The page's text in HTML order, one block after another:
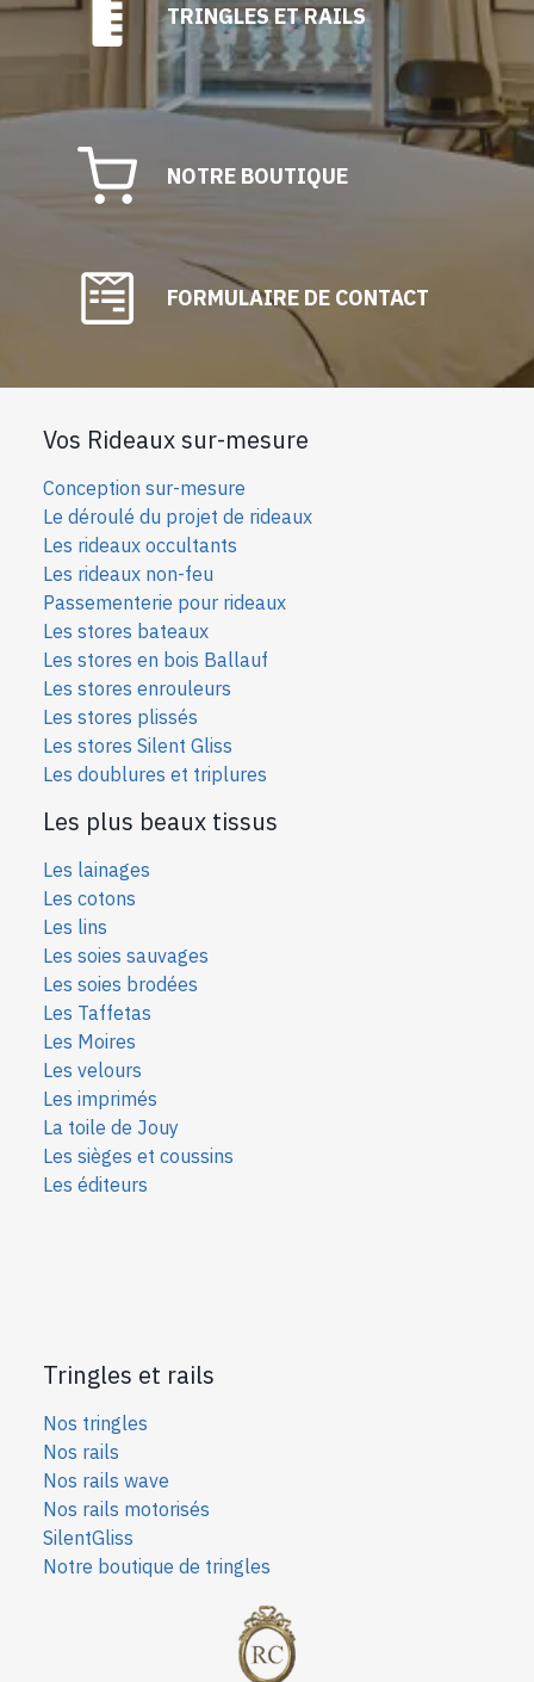
TRINGLES ET RAILS
NOTRE BOUTIQUE
FORMULAIRE DE CONTACT
Vos Rideaux sur-mesure
Conception sur-mesure
Le déroulé du projet de rideaux
Les rideaux occultants
Les rideaux non-feu
Passementerie pour rideaux
Les stores bateaux
Les stores en bois Ballauf
Les stores enrouleurs
Les stores plissés
Les stores Silent Gliss
Les doublures et triplures
Les plus beaux tissus
Les lainages
Les cotons
Les lins
Les soies sauvages
Les soies brodées
Les Taffetas
Les Moires
Les velours
Les imprimés
La toile de Jouy
Les sièges et coussins
Les éditeurs
Tringles et rails
Nos tringles
Nos rails
Nos rails wave
Nos rails motorisés
SilentGliss
Notre boutique de tringles